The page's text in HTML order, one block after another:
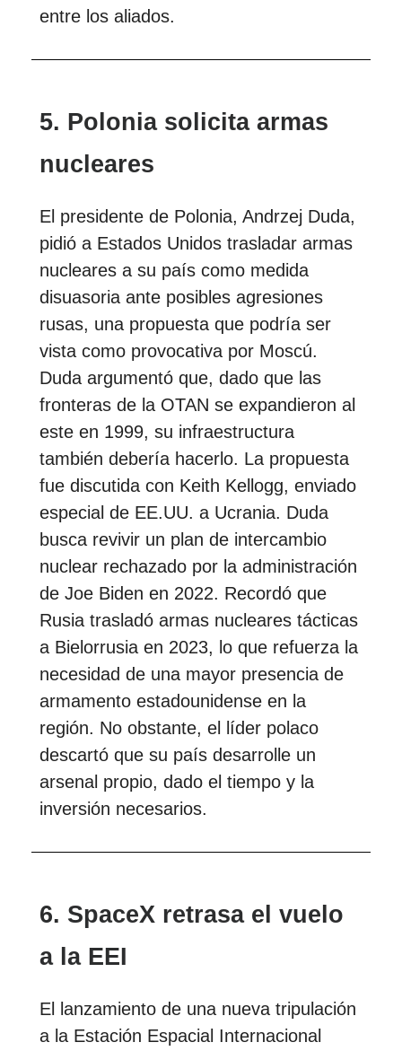
entre los aliados.
5. Polonia solicita armas
nucleares
El presidente de Polonia, Andrzej Duda,
pidió a Estados Unidos trasladar armas
nucleares a su país como medida
disuasoria ante posibles agresiones
rusas, una propuesta que podría ser
vista como provocativa por Moscú.
Duda argumentó que, dado que las
fronteras de la OTAN se expandieron al
este en 1999, su infraestructura
también debería hacerlo. La propuesta
fue discutida con Keith Kellogg, enviado
especial de EE.UU. a Ucrania. Duda
busca revivir un plan de intercambio
nuclear rechazado por la administración
de Joe Biden en 2022. Recordó que
Rusia trasladó armas nucleares tácticas
a Bielorrusia en 2023, lo que refuerza la
necesidad de una mayor presencia de
armamento estadounidense en la
región. No obstante, el líder polaco
descartó que su país desarrolle un
arsenal propio, dado el tiempo y la
inversión necesarios.
6. SpaceX retrasa el vuelo
a la EEI
El lanzamiento de una nueva tripulación
a la Estación Espacial Internacional